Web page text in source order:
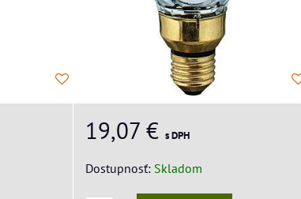
19,07 € s DPH
Dostupnosť: Skladom